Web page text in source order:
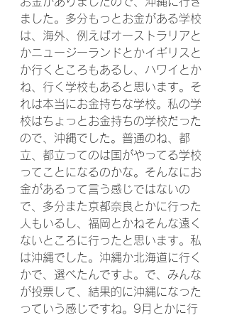
ました。多分もっとお金がある学校
は、海外、例えばオーストラリアと
かニュージーランドとかイギリスと
か行くところもあるし、ハワイとか
ね、行く学校もあると思います。そ
れは本当にお金持ちな学校。私の学
校はちょっとお金持ちの学校だった
ので、沖縄でした。普通のね、都
立、都立ってのは国がやってる学校
ってことになるのかな。そんなにお
金があるって言う感じではないの
で、多分また京都奈良とかに行った
人もいるし、福岡とかねそんな遠く
ないところに行ったと思います。私
は沖縄でした。沖縄か北海道に行く
かで、選べたんですよ。で、みんな
が投票して、結果的に沖縄になった
っていう感じですね。9月とかに行